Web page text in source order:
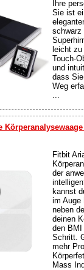
Ihre
Sie ist
schwarz
leicht zu
Touch-
und
dass
Weg
Fitbit
der
kannst
im Auge
neben
deinen
den BMI
Schritt.
mehr
Mass